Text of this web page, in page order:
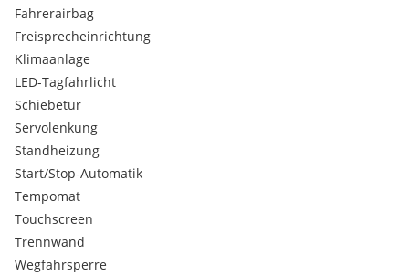
Fahrerairbag
Freisprecheinrichtung
Klimaanlage
LED-Tagfahrlicht
Schiebetür
Servolenkung
Standheizung
Start/Stop-Automatik
Tempomat
Touchscreen
Trennwand
Wegfahrsperre